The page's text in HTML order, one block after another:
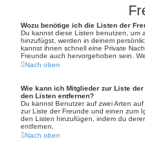
Wozu benötige ich die Listen der
Du kannst diese Listen benutzen, um
hinzufügst, werden in deinem
kannst ihnen schnell eine Private
Freunde auch hervorgehoben sein.
Nach oben
Wie kann ich Mitglieder zur Liste
den Listen entfernen?
Du kannst Benutzer auf zwei Arten
zur Liste der Freunde und einen zum
den Listen hinzufügen, indem du
entfernen.
Nach oben